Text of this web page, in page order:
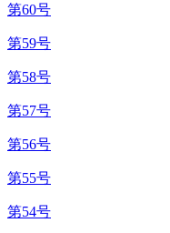
第60号
第59号
第58号
第57号
第56号
第55号
第54号